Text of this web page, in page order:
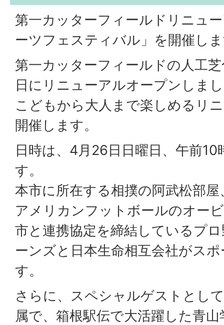
第一カッターフィールドリニュ
ーツフェスティバル」を開催し
第一カッターフィールドの人工
日にリニューアルオープンしま
こどもから大人まで楽しめるリ
開催します。
日時は、4月26日日曜日、午前
す。
本市に所在する相撲の阿武松部
アメリカンフットボールのオー
市と連携協定を締結しているプ
ーンズと日本生命相互会社がス
す。
さらに、スペシャルゲストとし
属で、箱根駅伝で大活躍した青